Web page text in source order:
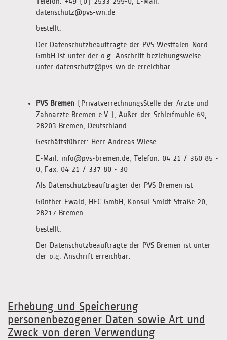
datenschutz@pvs-wn.de
bestellt.
Der Datenschutzbeauftragte der PVS Westfalen-Nord
GmbH ist unter der o.g. Anschrift beziehungsweise
unter datenschutz@pvs-wn.de erreichbar.
PVS Bremen (PrivatverrechnungsStelle der Ärzte und
Zahnärzte Bremen e.V.), Außer der Schleifmühle 69,
28203 Bremen, Deutschland
Geschäftsführer: Herr Andreas Wiese
E-Mail: info@pvs-bremen.de, Telefon: 04 21 / 360 85 -
0, Fax: 04 21 / 337 80 - 30
Als Datenschutzbeauftragter der PVS Bremen ist
Günther Ewald, HEC GmbH, Konsul-Smidt-Straße 20,
28217 Bremen
bestellt.
Der Datenschutzbeauftragte der PVS Bremen ist unter
der o.g. Anschrift erreichbar.
Erhebung und Speicherung
personenbezogener Daten sowie Art und
Zweck von deren Verwendung